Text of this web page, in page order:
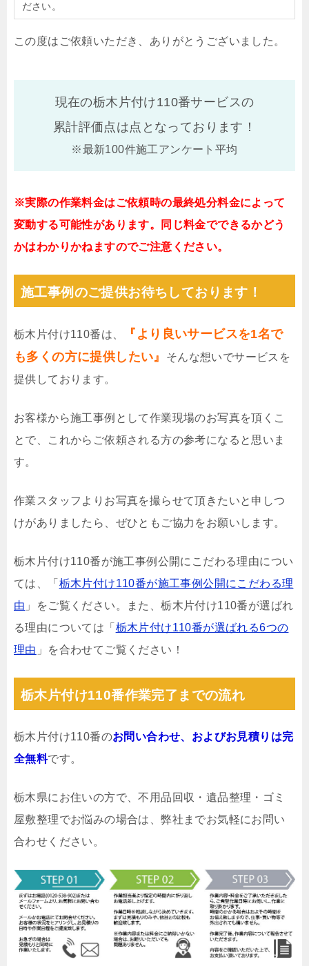
ださい。
この度はご依頼いただき、ありがとうございました。
現在の栃木片付け110番サービスの
累計評価点は点となっております！
※最新100件施工アンケート平均
※実際の作業料金はご依頼時の最終処分料金によって
変動する可能性があります。同じ料金でできるかどう
かはわかりかねますのでご注意ください。
施工事例のご提供お待ちしております！
栃木片付け110番は、
『より良いサービスを1名で
も多くの方に提供したい』
そんな想いでサービスを
提供しております。
お客様から施工事例として作業現場のお写真を頂くこ
とで、これからご依頼される方の参考になると思いま
す。
作業スタッフよりお写真を撮らせて頂きたいと申しつ
けがありましたら、ぜひともご協力をお願いします。
栃木片付け110番が施工事例公開にこだわる理由につい
ては、「 栃木片付け110番が施工事例公開にこだわる理
由 」をご覧ください。また、栃木片付け110番が選ばれ
る理由については「 栃木片付け110番が選ばれる6つの
理由 」を合わせてご覧ください！
栃木片付け110番作業完了までの流れ
栃木片付け110番のお問い合わせ、およびお見積りは完
全無料です。
栃木県にお住いの方で、不用品回収・遺品整理・ゴミ
屋敷整理でお悩みの場合は、弊社までお気軽にお問い
合わせください。